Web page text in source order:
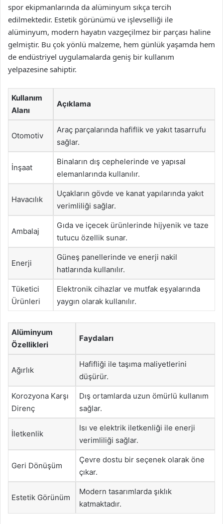
spor ekipmanlarında da alüminyum sıkça tercih
edilmektedir. Estetik görünümü ve işlevselliği ile
alüminyum, modern hayatın vazgeçilmez bir parçası haline
gelmiştir. Bu çok yönlü malzeme, hem günlük yaşamda hem
de endüstriyel uygulamalarda geniş bir kullanım
yelpazesine sahiptir.
Kullanım
Alanı
Açıklama
Otomotiv
Araç parçalarında hafiflik ve yakıt tasarrufu
sağlar.
İnşaat
Binaların dış cephelerinde ve yapısal
elemanlarında kullanılır.
Havacılık
Uçakların gövde ve kanat yapılarında yakıt
verimliliği sağlar.
Ambalaj
Gıda ve içecek ürünlerinde hijyenik ve taze
tutucu özellik sunar.
Enerji
Güneş panellerinde ve enerji nakil
hatlarında kullanılır.
Tüketici
Ürünleri
Elektronik cihazlar ve mutfak eşyalarında
yaygın olarak kullanılır.
Alüminyum
Özellikleri
Faydaları
Ağırlık
Hafifliği ile taşıma maliyetlerini
düşürür.
Korozyona Karşı
Direnç
Dış ortamlarda uzun ömürlü kullanım
sağlar.
İletkenlik
Isı ve elektrik iletkenliği ile enerji
verimliliği sağlar.
Geri Dönüşüm
Çevre dostu bir seçenek olarak öne
çıkar.
Estetik Görünüm
Modern tasarımlarda şıklık
katmaktadır.